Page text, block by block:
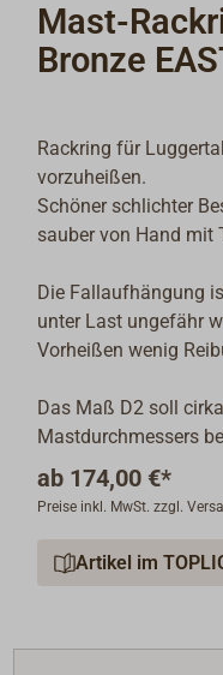
Mast-
Bronze
Rackring für
vorzuheißen.
Schöner schlichter
sauber von Hand mit
Die Fallaufhängung
unter Last ungefähr
Vorheißen wenig
Das Maß D2 soll
Mastdurchmessers
ab 174,00 €*
Preise inkl. MwSt. zzgl.
Artikel im